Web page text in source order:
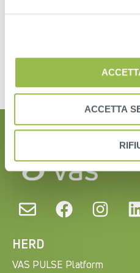
ACCETTA
HERD
VAS PULSE Platform